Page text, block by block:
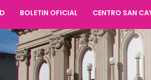
BOLETIN OFICIAL CENTRO SAN